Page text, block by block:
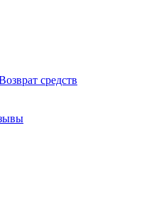
средств